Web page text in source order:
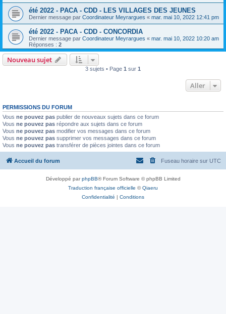
e
été 2022 - PACA - CDD - LES VILLAGES DES JEUNES
Dernier message par Coordinateur Meyrargues « mar. mai 10, 2022 12:41 pm
été 2022 - PACA - CDD - CONCORDIA
Dernier message par Coordinateur Meyrargues « mar. mai 10, 2022 10:20 am
Réponses : 2
Nouveau sujet
3 sujets • Page 1 sur 1
Aller
PERMISSIONS DU FORUM
Vous ne pouvez pas publier de nouveaux sujets dans ce forum
Vous ne pouvez pas répondre aux sujets dans ce forum
Vous ne pouvez pas modifier vos messages dans ce forum
Vous ne pouvez pas supprimer vos messages dans ce forum
Vous ne pouvez pas transférer de pièces jointes dans ce forum
Accueil du forum Fuseau horaire sur UTC
Développé parphpBB® Forum Software © phpBB Limited
Traduction française officielle ©Qiaeru
Confidentialité | Conditions